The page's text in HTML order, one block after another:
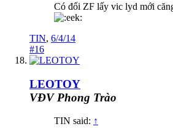
Có đổi ZF lấy vic lyd mới
TIN, 6/4/14
#16
LEOTOY
VĐV Phong Trào
TIN said: ↑